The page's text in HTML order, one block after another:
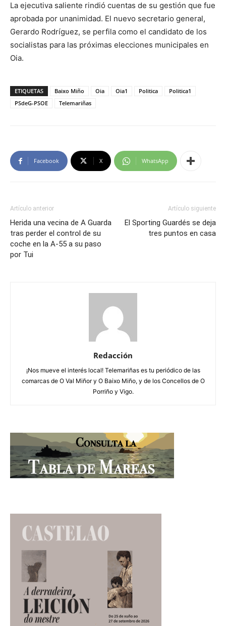
La ejecutiva saliente rindió cuentas de su gestión que fue
aprobada por unanimidad. El nuevo secretario general,
Gerardo Rodríguez, se perfila como el candidato de los
socialistas para las próximas elecciones municipales en
Oia.
ETIQUETAS Baixo Miño Oia Oia1 Politica
Politica1
PSdeG-PSOE
Telemariñas
Facebook X WhatsApp
Artículo anterior
Herida una vecina de A Guarda
tras perder el control de su
coche en la A-55 a su paso
por Tui
Artículo siguiente
El Sporting Guardés se deja
tres puntos en casa
Redacción
¡Nos mueve el interés local! Telemariñas es tu periódico de las
comarcas de O Val Miñor y O Baixo Miño, y de los Concellos de O
Porriño y Vigo.